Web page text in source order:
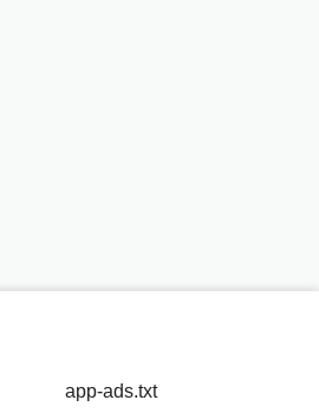
app-ads.txt